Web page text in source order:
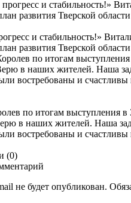
и стабильность!»
развития Тверской области
по итогам выступления в
в наших жителей. Наша
востребованы и счастливы
(0)
не будет опубликован.